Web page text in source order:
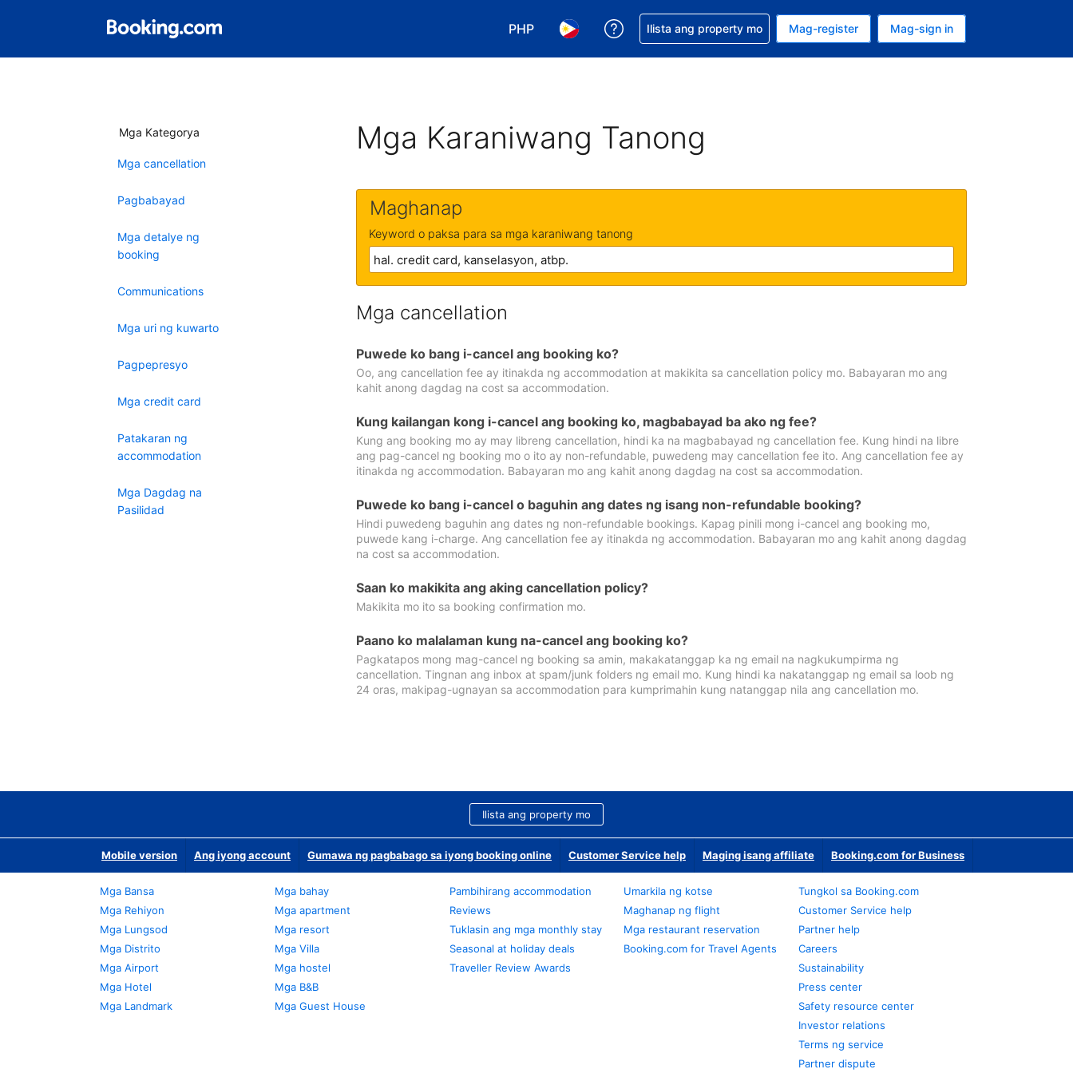
PHP
Pumili ng currency mo. PHP ang currency mo ngayon
Pumili ng wika mo. Filipino ang wika mo ngayon
Makakuha ng tulong sa reservation mo
Ilista ang property mo Mag-register Mag-sign in
Mga Kategorya
Mga cancellation
Pagbabayad
Mga detalye ng
booking
Communications
Mga uri ng kuwarto
Pagpepresyo
Mga credit card
Patakaran ng
accommodation
Mga Dagdag na
Pasilidad
Mga Karaniwang Tanong
Maghanap
Keyword o paksa para sa mga karaniwang tanong
Mga cancellation
Puwede ko bang i-cancel ang booking ko?
Oo, ang cancellation fee ay itinakda ng accommodation at makikita sa cancellation policy mo. Babayaran mo ang
kahit anong dagdag na cost sa accommodation.
Kung kailangan kong i-cancel ang booking ko, magbabayad ba ako ng fee?
Kung ang booking mo ay may libreng cancellation, hindi ka na magbabayad ng cancellation fee. Kung hindi na libre
ang pag-cancel ng booking mo o ito ay non-refundable, puwedeng may cancellation fee ito. Ang cancellation fee ay
itinakda ng accommodation. Babayaran mo ang kahit anong dagdag na cost sa accommodation.
Puwede ko bang i-cancel o baguhin ang dates ng isang non-refundable booking?
Hindi puwedeng baguhin ang dates ng non-refundable bookings. Kapag pinili mong i-cancel ang booking mo,
puwede kang i-charge. Ang cancellation fee ay itinakda ng accommodation. Babayaran mo ang kahit anong dagdag
na cost sa accommodation.
Saan ko makikita ang aking cancellation policy?
Makikita mo ito sa booking confirmation mo.
Paano ko malalaman kung na-cancel ang booking ko?
Pagkatapos mong mag-cancel ng booking sa amin, makakatanggap ka ng email na nagkukumpirma ng
cancellation. Tingnan ang inbox at spam/junk folders ng email mo. Kung hindi ka nakatanggap ng email sa loob ng
24 oras, makipag-ugnayan sa accommodation para kumprimahin kung natanggap nila ang cancellation mo.
Ilista ang property mo
Mobile version Ang iyong account Gumawa ng pagbabago sa iyong booking online Customer Service help Maging isang affiliate Booking.com for Business
Mga Bansa
Mga Rehiyon
Mga Lungsod
Mga Distrito
Mga Airport
Mga Hotel
Mga Landmark
Mga bahay
Mga apartment
Mga resort
Mga Villa
Mga hostel
Mga B&B
Mga Guest House
Pambihirang accommodation
Reviews
Tuklasin ang mga monthly stay
Seasonal at holiday deals
Traveller Review Awards
Umarkila ng kotse
Maghanap ng flight
Mga restaurant reservation
Booking.com for Travel Agents
Tungkol sa Booking.com
Customer Service help
Partner help
Careers
Sustainability
Press center
Safety resource center
Investor relations
Terms ng service
Partner dispute